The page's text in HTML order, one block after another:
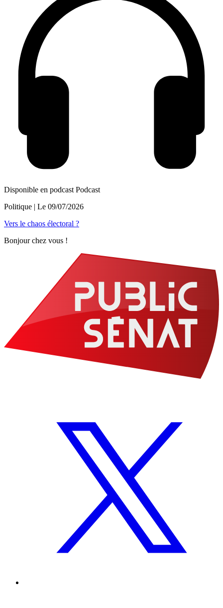
Disponible en podcast Podcast
Politique | Le 09/07/2026
Vers le chaos électoral ?
Bonjour chez vous !